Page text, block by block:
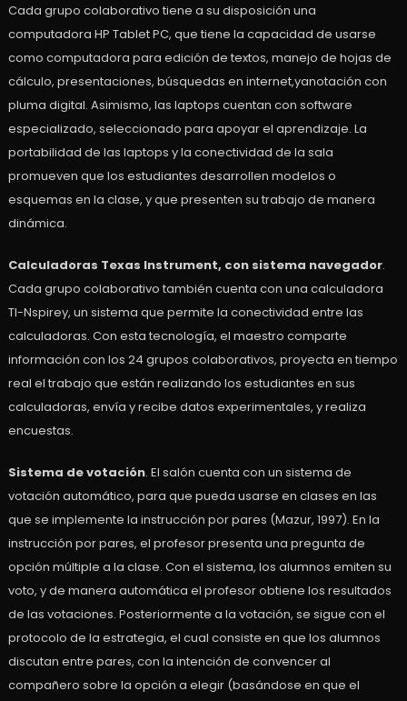
Cada grupo colaborativo tiene a su disposición una
computadora HP Tablet PC, que tiene la capacidad de usarse
como computadora para edición de textos, manejo de hojas de
cálculo, presentaciones, búsquedas en internet,yanotación con
pluma digital. Asimismo, las laptops cuentan con software
especializado, seleccionado para apoyar el aprendizaje. La
portabilidad de las laptops y la conectividad de la sala
promueven que los estudiantes desarrollen modelos o
esquemas en la clase, y que presenten su trabajo de manera
dinámica.
Calculadoras Texas Instrument, con sistema navegador.
Cada grupo colaborativo también cuenta con una calculadora
TI-Nspirey, un sistema que permite la conectividad entre las
calculadoras. Con esta tecnología, el maestro comparte
información con los 24 grupos colaborativos, proyecta en tiempo
real el trabajo que están realizando los estudiantes en sus
calculadoras, envía y recibe datos experimentales, y realiza
encuestas.
Sistema de votación. El salón cuenta con un sistema de
votación automático, para que pueda usarse en clases en las
que se implemente la instrucción por pares (Mazur, 1997). En la
instrucción por pares, el profesor presenta una pregunta de
opción múltiple a la clase. Con el sistema, los alumnos emiten su
voto, y de manera automática el profesor obtiene los resultados
de las votaciones. Posteriormente a la votación, se sigue con el
protocolo de la estrategia, el cual consiste en que los alumnos
discutan entre pares, con la intención de convencer al
compañero sobre la opción a elegir (basándose en que el